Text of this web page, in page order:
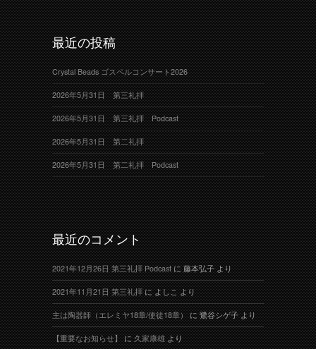
最近の投稿
Crystal Beads ゴスペルコンサート2026
2026年5月31日 第三礼拝
2026年5月31日 第三礼拝 Podcast
2026年5月31日 第二礼拝
2026年5月31日 第二礼拝 Podcast
最近のコメント
2021年12月26日 第三礼拝 Podcastに藤本弘子より
2021年11月21日 第三礼拝によしこより
主は陶器師（エレミヤ18章/使徒18章）に鷺谷シゲ子より
【重要なお知らせ】に久家康雄より